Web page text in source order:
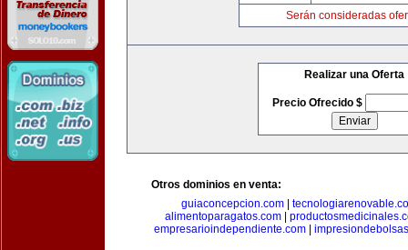
Serán consideradas
Realizar una Oferta
Precio Ofrecido $
Otros dominios en venta:
guiaconcepcion.com|
alimentoparagatos.com
empresarioindependiente.com